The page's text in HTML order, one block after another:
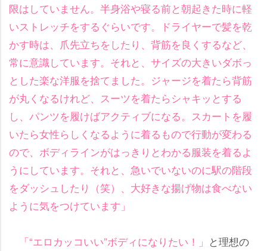
限はしていません。半身浴や寝る前と朝起きた時に軽
いストレッチをするぐらいです。ドライヤーで髪を乾
かす時は、爪先立ちをしたり、背筋を良くするなど、
常に意識しています。それと、サイズの大きいダボっ
とした楽な洋服を捨てました。ジャージを着たら背筋
が丸くなるけれど、スーツを着たらシャキッとする
し、パンツを履けばアクティブになる。スカートを履
いたら女性らしくなるように着るもので行動が変わる
ので、ボディラインがはっきりとわかる服装を着るよ
うにしています。それと、急いでいないのに駅の階段
をダッシュしたり（笑）、大好きな揚げ物は食べない
ように気をつけています」
「“エロカッコいい”ボディになりたい！」 と理想の